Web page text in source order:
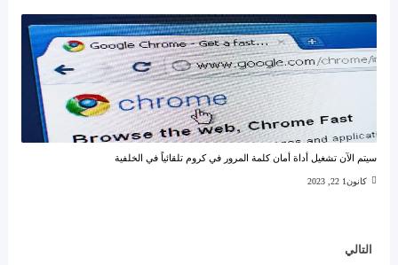
سيتم الآن تشغيل أداة أمان كلمة المرور في كروم تلقائياً في الخلفية
كانون1 22, 2023
التالي